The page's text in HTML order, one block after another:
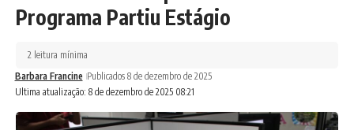
Programa Partiu Estágio
Ultima atualização: 8 de dezembro de 2025 08:21
Barbara Francine Publicados 8 de dezembro de 2025
2 leitura mínima